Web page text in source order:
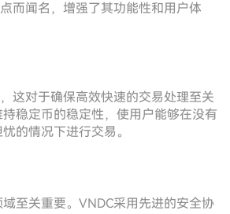
而闻名，增强了其功能性和用户体
这对于确保高效快速的交易处理至关
稳定币的稳定性，使用户能够在没有
的情况下进行交易。
至关重要。VNDC采用先进的安全协